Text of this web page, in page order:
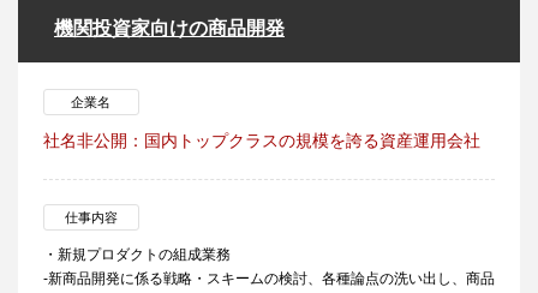
機関投資家向けの商品開発
企業名
社名非公開：国内トップクラスの規模を誇る資産運用会社
仕事内容
・新規プロダクトの組成業務
‐新商品開発に係る戦略・スキームの検討、各種論点の洗い出し、商品